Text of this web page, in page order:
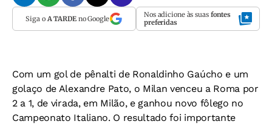
Siga o A TARDEno Google Nos adicione às suas fontes
preferidas
Com um gol de pênalti de Ronaldinho Gaúcho e um
golaço de Alexandre Pato, o Milan venceu a Roma por
2 a 1, de virada, em Milão, e ganhou novo fôlego no
Campeonato Italiano. O resultado foi importante